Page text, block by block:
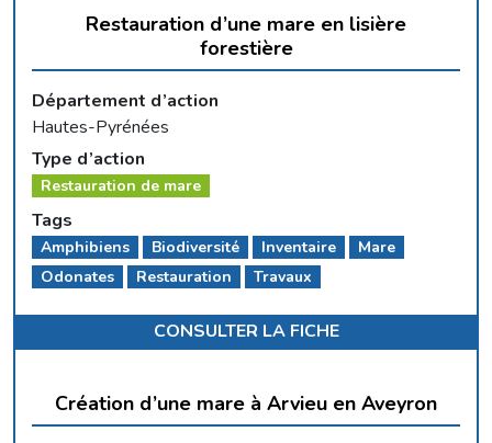
Restauration d’une mare en lisière
forestière
Département d’action
Hautes-Pyrénées
Type d’action
Restauration de mare
Tags
Amphibiens Biodiversité Inventaire
Mare
Odonates
Restauration Travaux
CONSULTER LA FICHE
Création d’une mare à Arvieu en Aveyron